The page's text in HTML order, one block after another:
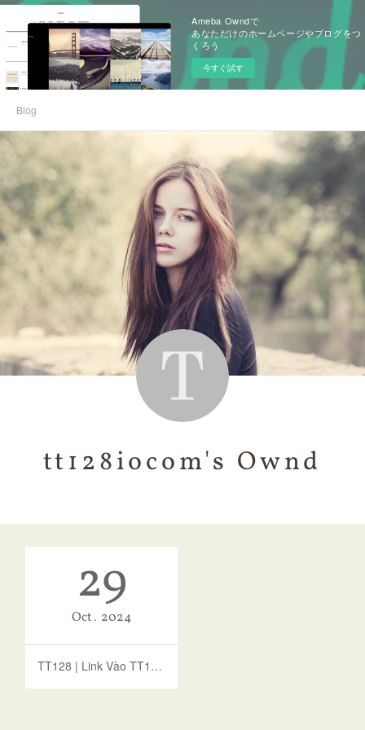
Ameba Owndで
あなただけのホームページやブログをつ
くろう
今すぐ試す
Blog
tt128iocom's Ownd
29
Oct 2024
TT128 | Link Vào TT128 Mới Nhất - Trang TT128 Chính Thức